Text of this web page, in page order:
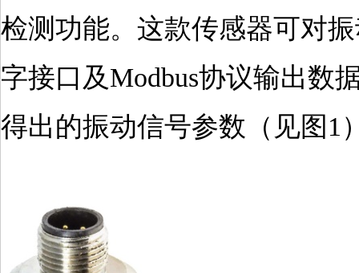
检测功能。这款传感器可对
字接口及Modbus协议输出数
得出的振动信号参数（见图1